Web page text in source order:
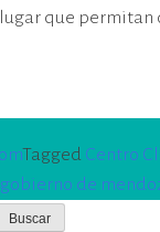
que permitan
Tagged Centro
gobierno de